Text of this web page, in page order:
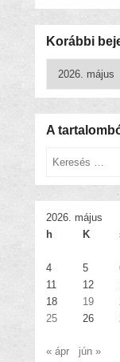
Korábbi
bejegyzések
A
Keresés
2026. május
h
K
4
5
11
12
18
19
25
26
« ápr jún »